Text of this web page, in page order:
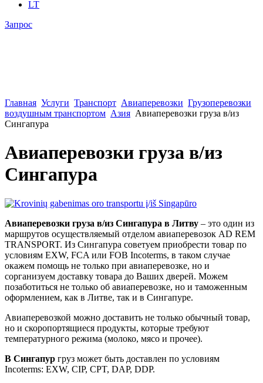
LT
Запрос
Главная Услуги Транспорт Авиаперевозки Грузоперевозки
воздушным транспортом Азия Авиаперевозки груза в/из
Сингапура
Авиаперевозки груза в/из
Сингапура
Авиаперевозки груза в/из Сингапура в Литву – это один из
маршрутов осуществляемый отделом авиаперевозок AD REM
TRANSPORT. Из Сингапура советуем приобрести товар по
условиям EXW, FCA или FOB Incoterms, в таком случае
окажем помощь не только при авиаперевозке, но и
сорганизуем доставку товара до Ваших дверей. Можем
позаботиться не только об авиаперевозке, но и таможенным
оформлением, как в Литве, так и в Сингапуре.
Авиаперевозкой можно доставить не только обычный товар,
но и скоропортящиеся продукты, которые требуют
температурного режима (молоко, мясо и прочее).
В Сингапур груз может быть доставлен по условиям
Incoterms: EXW, CIP, CPT, DAP, DDP.